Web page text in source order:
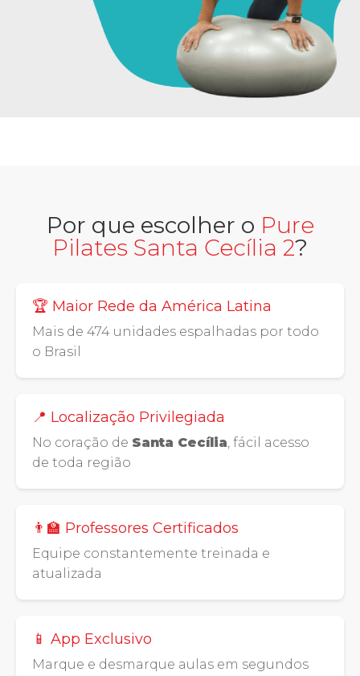
Por que escolher o Pure
Pilates Santa Cecília 2?
🏆 Maior Rede da América Latina
Mais de 474 unidades espalhadas por todo
o Brasil
📍 Localização Privilegiada
No coração de Santa Cecília, fácil acesso
de toda região
👨‍🏫 Professores Certificados
Equipe constantemente treinada e
atualizada
📱 App Exclusivo
Marque e desmarque aulas em segundos